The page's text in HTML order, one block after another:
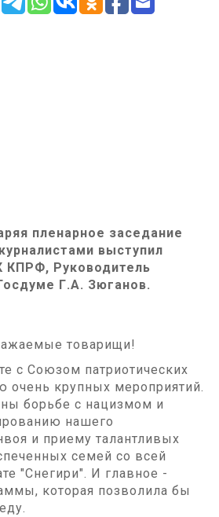
пленарное заседание
выступил
КПРФ, Руководитель
Г.А. Зюганов.
товарищи!
с Союзом патриотических
очень крупных мероприятий.
борьбе с нацизмом и
нашего
и приему талантливых
семей со всей
"Снегири". И главное -
которая позволила бы